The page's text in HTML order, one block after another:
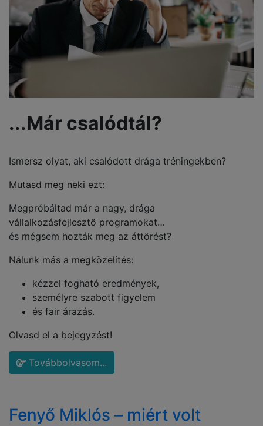
...Már csalódtál?
Ismersz olyat, aki csalódott drága tréningekben?
Mutasd meg neki ezt:
Megpróbáltad már a nagy, drága
vállalkozásfejlesztő programokat…
és mégsem hozták meg az áttörést?
Nálunk más a megközelítés:
kézzel fogható eredmények,
személyre szabott figyelem
és fair árazás.
Olvasd el a bejegyzést!
Továbbolvasom...
Fenyő Miklós – miért volt